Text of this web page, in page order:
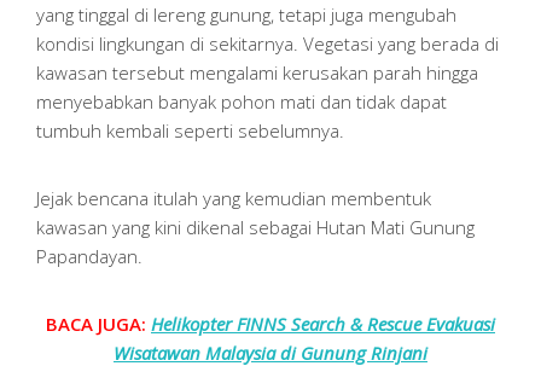
yang tinggal di lereng gunung, tetapi juga mengubah
kondisi lingkungan di sekitarnya. Vegetasi yang berada di
kawasan tersebut mengalami kerusakan parah hingga
menyebabkan banyak pohon mati dan tidak dapat
tumbuh kembali seperti sebelumnya.
Jejak bencana itulah yang kemudian membentuk
kawasan yang kini dikenal sebagai Hutan Mati Gunung
Papandayan.
BACA JUGA: Helikopter FINNS Search & Rescue Evakuasi
Wisatawan Malaysia di Gunung Rinjani